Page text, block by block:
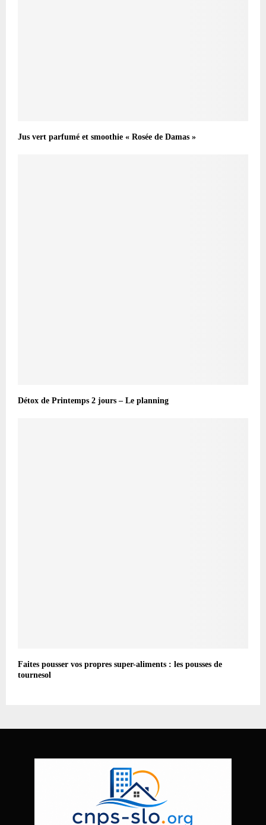
Jus vert parfumé et smoothie « Rosée de Damas »
Détox de Printemps 2 jours – Le planning
Faites pousser vos propres super-aliments : les pousses de
tournesol